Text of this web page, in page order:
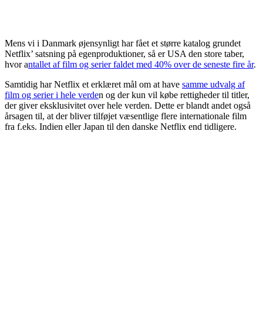
Mens vi i Danmark øjensynligt har fået et større katalog grundet
Netflix’ satsning på egenproduktioner, så er USA den store taber,
hvor antallet af film og serier faldet med 40% over de seneste fire år.
Samtidig har Netflix et erklæret mål om at have samme udvalg af
film og serier i hele verden og der kun vil købe rettigheder til titler,
der giver eksklusivitet over hele verden. Dette er blandt andet også
årsagen til, at der bliver tilføjet væsentlige flere internationale film
fra f.eks. Indien eller Japan til den danske Netflix end tidligere.